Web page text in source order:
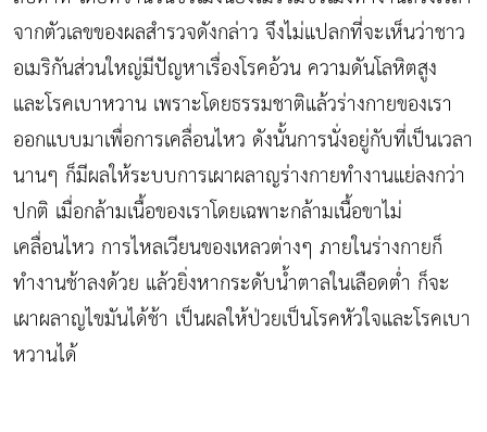
จากตัวเลขของผลสำรวจดังกล่าว จึงไม่แปลกที่จะเห็นว่าชาว
อเมริกันส่วนใหญ่มีปัญหาเรื่องโรคอ้วน ความดันโลหิตสูง
และโรคเบาหวาน เพราะโดยธรรมชาติแล้วร่างกายของเรา
ออกแบบมาเพื่อการเคลื่อนไหว ดังนั้นการนั่งอยู่กับที่เป็นเวลา
นานๆ ก็มีผลให้ระบบการเผาผลาญร่างกายทำงานแย่ลงกว่า
ปกติ เมื่อกล้ามเนื้อของเราโดยเฉพาะกล้ามเนื้อขาไม่
เคลื่อนไหว การไหลเวียนของเหลวต่างๆ ภายในร่างกายก็
ทำงานช้าลงด้วย แล้วยิ่งหากระดับน้ำตาลในเลือดต่ำ ก็จะ
เผาผลาญไขมันได้ช้า เป็นผลให้ป่วยเป็นโรคหัวใจและโรคเบา
หวานได้